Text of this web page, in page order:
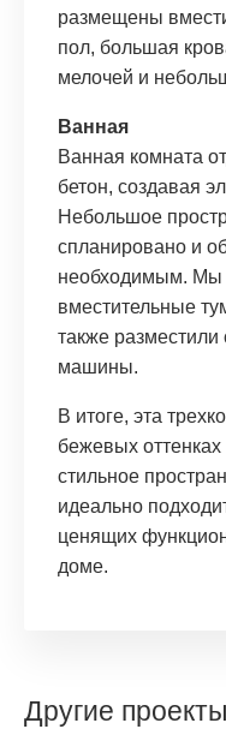
размещены
пол, большая
мелочей и
Ванная
Ванная комната
бетон, создавая
Небольшое
спланировано и
необходимым. Мы
вместительные
также
машины.
В итоге, эта
бежевых
стильное
идеально
ценящих
доме.
Другие проекты